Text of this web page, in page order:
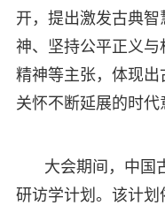
开，提出激发古典
神、坚持公平正义
精神等主张，体现
关怀不断延展的时代
大会期间，中国
研访学计划。该计